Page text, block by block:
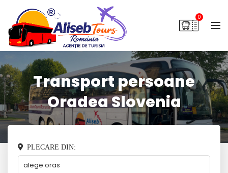
0
Transport persoane
Oradea Slovenia
PLECARE DIN: